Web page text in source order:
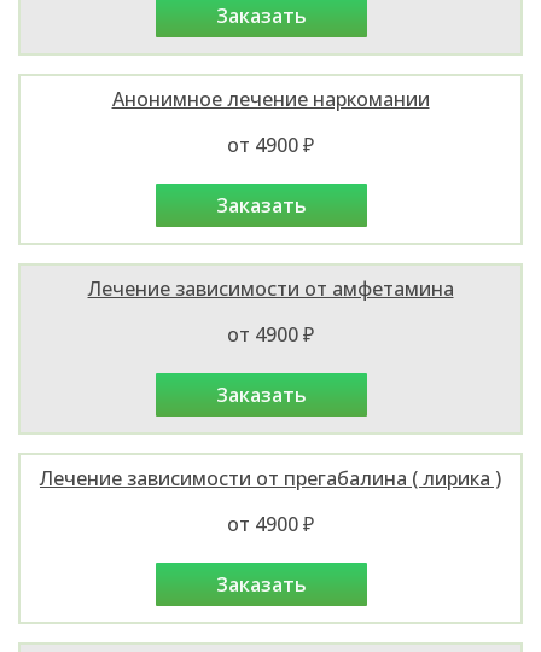
заказать
Анонимное лечение наркомании
от 4900 ₽
заказать
Лечение зависимости от амфетамина
от 4900 ₽
заказать
Лечение зависимости от прегабалина ( лирика )
от 4900 ₽
заказать